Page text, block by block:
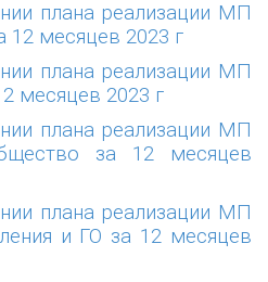
плана реализации МП
12 месяцев 2023 г
плана реализации МП
месяцев 2023 г
плана реализации МП
за 12 месяцев
плана реализации МП
и ГО за 12 месяцев